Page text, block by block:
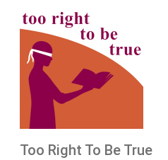
Too Right To Be True